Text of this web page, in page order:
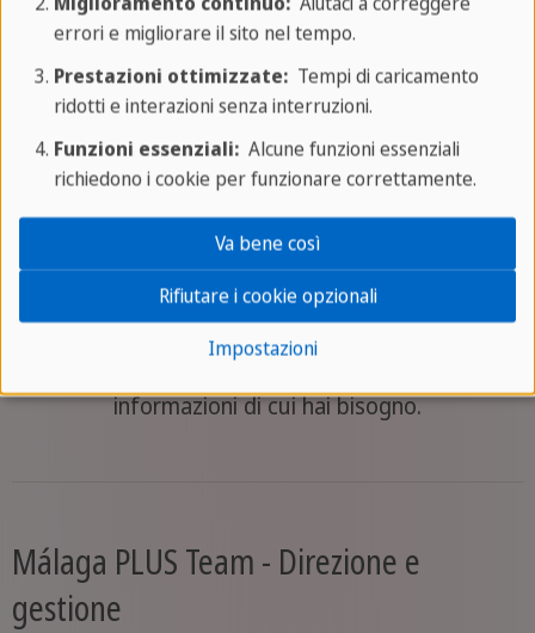
consiglieremo su tutto ciò che devi sapere.
Noi organizziamo il tuo viaggio e tu non
devi fare altro che godertelo.
Corsi di lingua all'estero
Hai dei dubbi o hai bisogno di un consiglio?
Saremo lieti di fornirti tutte le
informazioni di cui hai bisogno.
Málaga PLUS Team - Direzione e
gestione
errori e migliorare il sito nel tempo.
Prestazioni ottimizzate:Tempi di caricamento
ridotti e interazioni senza interruzioni.
Funzioni essenziali:Alcune funzioni essenziali
richiedono i cookie per funzionare correttamente.
Impostazioni
Rifiutare i cookie opzionali
Va bene così